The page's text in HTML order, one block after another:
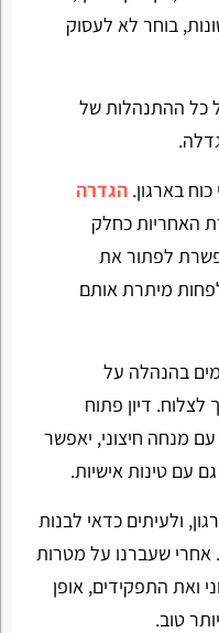
בוחר לא לעסוק
כל ההתנהלות של
בארגון. הגדרה
האחריות כחלק
לפתור את
מיתרת אותם
בהנהלה על
דיון פתוח
מנחה חיצוני, יאפשר
עם טינות אישיות.
ולעיתים כדאי לבנות
שעברנו על מטרות
ואת התפקידים, אופן
טוב.